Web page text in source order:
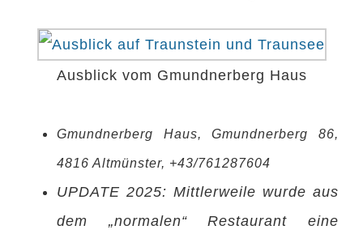
Ausblick vom Gmundnerberg Haus
Gmundnerberg Haus, Gmundnerberg 86,
4816 Altmünster, +43/761287604
UPDATE 2025: Mittlerweile wurde aus
dem „normalen“ Restaurant eine